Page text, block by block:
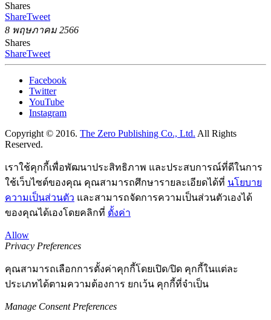
Shares
ShareTweet
8 พฤษภาคม 2566
Shares
ShareTweet
Facebook
Twitter
YouTube
Instagram
Copyright © 2016. The Zero Publishing Co., Ltd. All Rights
Reserved.
เราใช้คุกกี้เพื่อพัฒนาประสิทธิภาพ และประสบการณ์ที่ดีในการ
ใช้เว็บไซต์ของคุณ คุณสามารถศึกษารายละเอียดได้ที่ นโยบาย
ความเป็นส่วนตัว และสามารถจัดการความเป็นส่วนตัวเองได้
ของคุณได้เองโดยคลิกที่ ตั้งค่า
Allow
Privacy Preferences
คุณสามารถเลือกการตั้งค่าคุกกี้โดยเปิด/ปิด คุกกี้ในแต่ละ
ประเภทได้ตามความต้องการ ยกเว้น คุกกี้ที่จำเป็น
Manage Consent Preferences